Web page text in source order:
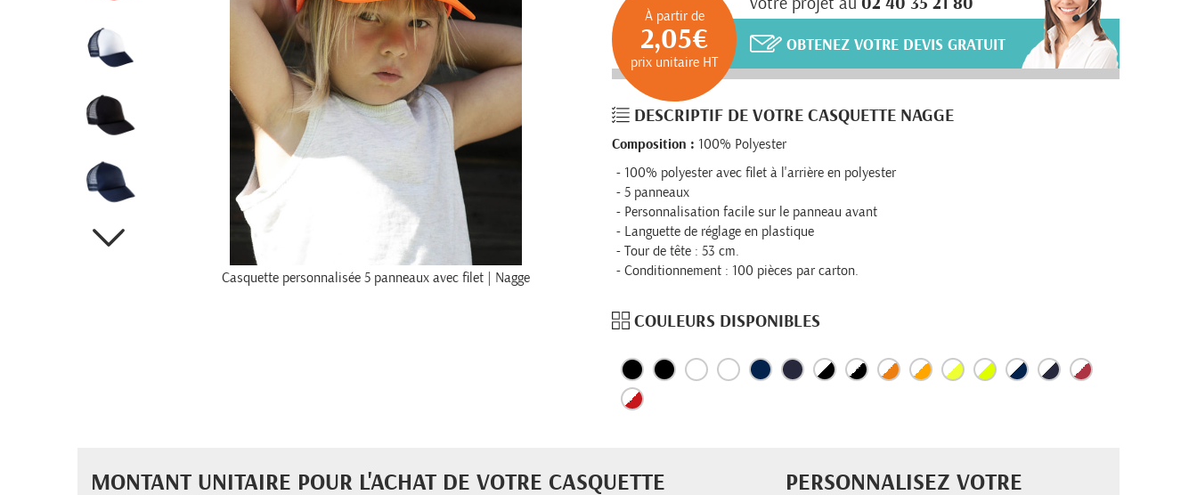
Casquette personnalisée 5 panneaux avec filet | Nagge
votre projet au 02 40 35 21 80
OBTENEZ VOTRE DEVIS GRATUIT
À partir de
2,05€
prix unitaire HT
DESCRIPTIF DE VOTRE CASQUETTE NAGGE
Composition : 100% Polyester
100% polyester avec filet à l'arrière en polyester
5 panneaux
Personnalisation facile sur le panneau avant
Languette de réglage en plastique
Tour de tête : 53 cm.
Conditionnement : 100 pièces par carton.
COULEURS DISPONIBLES
MONTANT UNITAIRE POUR L'ACHAT DE VOTRE CASQUETTE
PERSONNALISEZ VOTRE